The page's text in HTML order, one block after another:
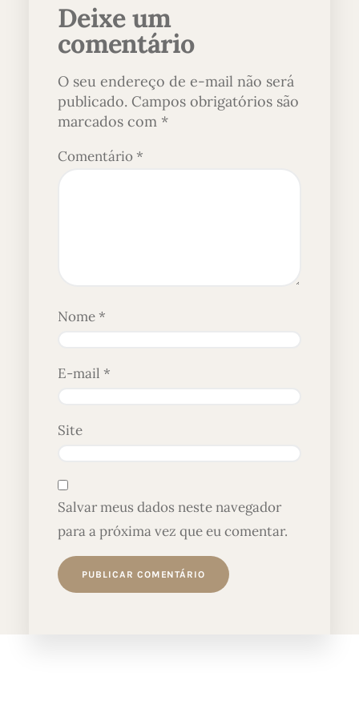
Deixe um
comentário
O seu endereço de e-mail não será
publicado. Campos obrigatórios são
marcados com *
Comentário*
Nome*
E-mail *
Site
Salvar meus dados neste navegador
para a próxima vez que eu comentar.